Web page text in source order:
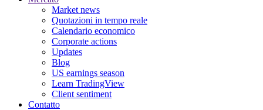
Market news
Quotazioni in tempo reale
Calendario economico
Corporate actions
Updates
Blog
US earnings season
Learn TradingView
Client sentiment
Contatto